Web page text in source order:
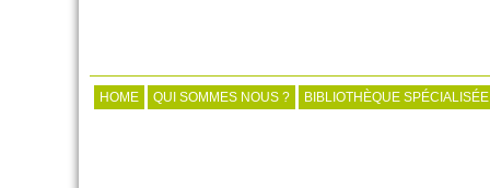
HOME QUI SOMMES NOUS ? BIBLIOTHÈQUE SPÉCIALISÉE